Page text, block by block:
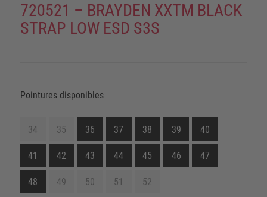
720521 – BRAYDEN XXTM BLACK
STRAP LOW ESD S3S
Pointures disponibles
34 35 36 37 38 39 40
41 42 43 44 45 46 47
48 49 50 51 52